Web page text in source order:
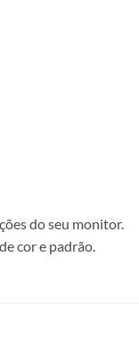
do seu monitor.
cor e padrão.